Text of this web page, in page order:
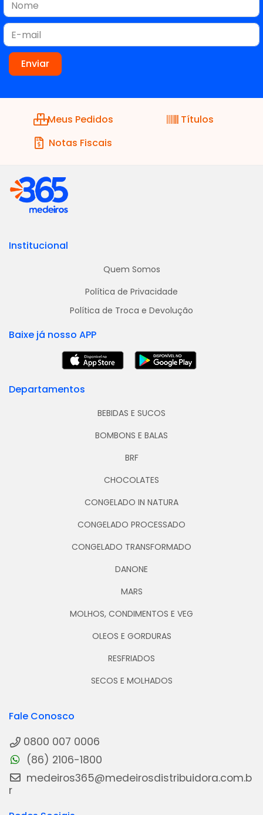
Meus Pedidos
Títulos
Notas Fiscais
Institucional
Quem Somos
Política de Privacidade
Política de Troca e Devolução
Baixe já nosso APP
Departamentos
BEBIDAS E SUCOS
BOMBONS E BALAS
BRF
CHOCOLATES
CONGELADO IN NATURA
CONGELADO PROCESSADO
CONGELADO TRANSFORMADO
DANONE
MARS
MOLHOS, CONDIMENTOS E VEG
OLEOS E GORDURAS
RESFRIADOS
SECOS E MOLHADOS
Fale Conosco
0800 007 0006
(86) 2106-1800
medeiros365@medeirosdistribuidora.com.b
r